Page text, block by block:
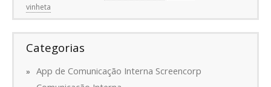
vinheta
Categorias
App de Comunicação Interna Screencorp